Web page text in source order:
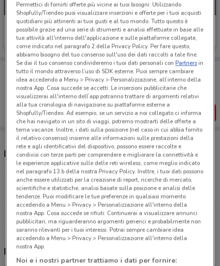
FarmaFree
Scade il 23/08 5.6 km
Porta DoveConviene sempre con te!
Puoi trovare le migliori offerte dei negozi vicino a te,
salvarle e creare la tua lista del risparmio, comodamente
dal tuo cellulare.
SCARICA L’APP
Negozi FarmaFree a Sesto San Giovanni
Via Gramsci Cormano
5.6 km
Tutti i negozi FarmaFree
FarmaFree, offerte e negozi
Permettici di fornirti offerte più vicine ai tuoi bisogni: Utilizzando
Shopfully/Tiendeo puoi visualizzare inserzioni e offerte per i tuoi acquisti
quotidiani più attinenti ai tuoi gusti e al tuo mondo. Tutto questo è
possibile grazie ad una serie di strumenti e analisi effettuate in base alle
tue attività all'interno dell'applicazione e sulle piattaforme collegate,
come indicato nel paragrafo 2 della Privacy Policy. Per fare questo,
abbiamo bisogno del tuo consenso sull'uso dei dati raccolti a tale fine.
Se dai il tuo consenso condivideremo i tuoi dati personali conPartnersin
tutto il mondo attraverso l’uso di SDK esterne. Puoi sempre cambiare
idea accedendo a Menu > Privacy > Personalizzazione, all’interno della
nostra App. Cosa succede se accetti: Le inserzioni pubblicitarie che
visualizzerai all'interno dell’app potranno trattare di argomenti relativi
alla tua cronologia di navigazione su piattaforme esterne a
Shopfully/Tiendeo. Ad esempio, se un servizio a noi collegato ci informa
che hai navigato in un sito di viaggi, potremo mostrarti delle offerte a
tema vacanze. Inoltre, i dati sulla posizione (nel caso in cui abbia fornito
il relativo consenso) insieme alle informazioni sulle prestazioni della
rete e agli identificativi del dispositivo, possono essere raccolte e
condivisi con terze parti per comprendere e migliorare la connettività e
le esperienze applicative sulle delle reti wireless, come meglio indicato
nel paragrafo 13.b della nostra Privacy Policy. Inoltre, i tuoi dati possono
anche essere utilizzati per la creazione di report, ricerche di mercato,
scientifiche e statistiche, analisi basate sulla posizione e analisi delle
tendenze. Puoi modificare le tue preferenze in qualsiasi momento
accedendo a Menu > Privacy > Personalizzazione all'interno della
nostra App. Cosa succede se rifiuti: Continuerai a visualizzare annunci
pubblicitari, ma riguarderanno argomenti generici e probabilmente non
saranno rilevanti per i tuoi interessi. Potrai sempre cambiare idea
accedendo a Menu > Privacy > Personalizzazione all'interno della
nostra App.
Noi e i nostri partner trattiamo i dati per fornire: